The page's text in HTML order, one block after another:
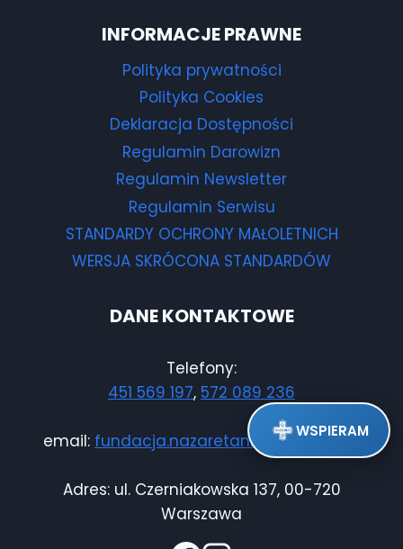
INFORMACJE PRAWNE
Polityka prywatności
Polityka Cookies
Deklaracja Dostępności
Regulamin Darowizn
Regulamin Newsletter
Regulamin Serwisu
STANDARDY OCHRONY MAŁOLETNICH
WERSJA SKRÓCONA STANDARDÓW
DANE KONTAKTOWE
Telefony:
451 569 197, 572 089 236
email: fundacja.nazaretanki@gmail.com
Adres: ul. Czerniakowska 137, 00-720
Warszawa
WSPIERAM